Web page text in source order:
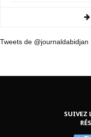
Tweets de @journaldabidjan
SUIVEZ